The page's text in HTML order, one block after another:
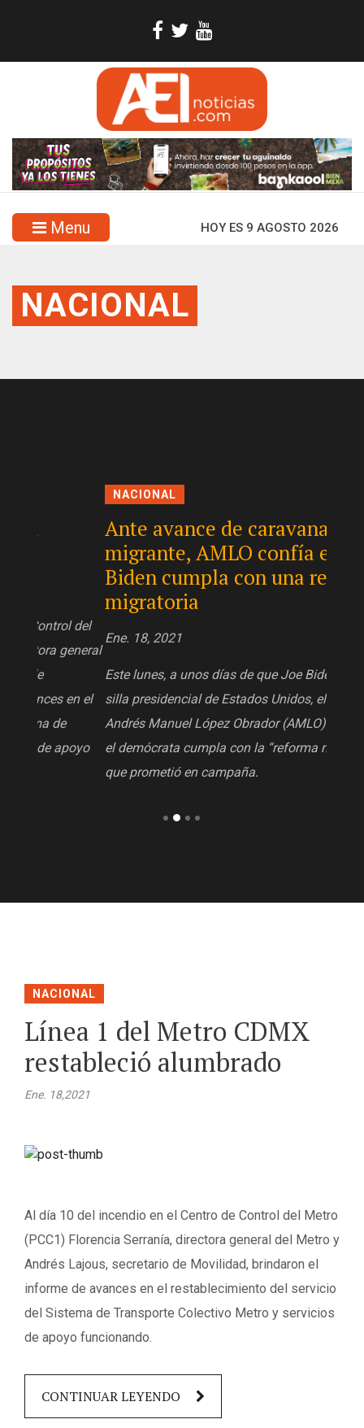
Menu HOY ES 9 AGOSTO 2026
NACIONAL
Ante avance de caravana
migrante, AMLO confía en que
Biden cumpla con una reforma
migratoria
Ene. 18, 2021
Este lunes, a unos días de que Joe Biden asuma la
silla presidencial de Estados Unidos, el presidente
Andrés Manuel López Obrador (AMLO) esperó que
el demócrata cumpla con la “reforma migratoria”
que prometió en campaña.
NACIONAL
Línea 1 del Metro CDMX
restableció alumbrado
Ene. 18,2021
Al día 10 del incendio en el Centro de Control del Metro
(PCC1) Florencia Serranía, directora general del Metro y
Andrés Lajous, secretario de Movilidad, brindaron el
informe de avances en el restablecimiento del servicio
del Sistema de Transporte Colectivo Metro y servicios
de apoyo funcionando.
CONTINUAR LEYENDO